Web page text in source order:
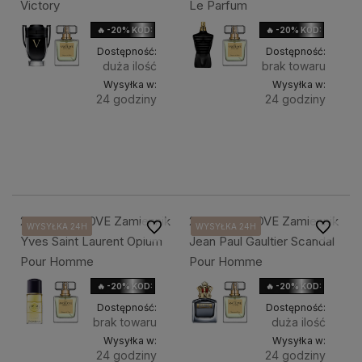
Victory
🔥 -20% KOD: HOLIDAY
Dostępność:
duża ilość
Wysyłka w:
24 godziny
Le Parfum
🔥 -20% KOD: HOLIDAY
Dostępność:
brak towaru
Wysyłka w:
24 godziny
225. ANGELOVE Zamiennik
Yves Saint Laurent Opium
Pour Homme
🔥 -20% KOD: HOLIDAY
WYSYŁKA 24H
WYSYŁKA 24H
WYSYŁKA 24H
WYSYŁKA 24H
WYSYŁKA 24H
Dostępność:
brak towaru
Wysyłka w:
24 godziny
Do ulubionych226. ANGELOVE Zamiennik
Jean Paul Gaultier Scandal
Pour Homme
🔥 -20% KOD: HOLIDAY
WYSYŁKA 24H
WYSYŁKA 24H
WYSYŁKA 24H
Dostępność:
duża ilość
Wysyłka w:
24 godziny
Do